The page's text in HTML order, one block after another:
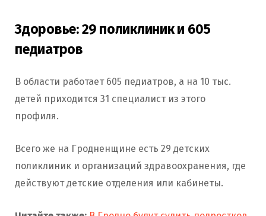
Здоровье: 29 поликлиник и 605
педиатров
В области работает 605 педиатров, а на 10 тыс.
детей приходится 31 специалист из этого
профиля.
Всего же на Гродненщине есть 29 детских
поликлиник и организаций здравоохранения, где
действуют детские отделения или кабинеты.